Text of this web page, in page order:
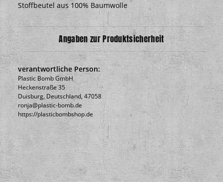
Stoffbeutel aus 100% Baumwolle
Angaben zur Produktsicherheit
verantwortliche Person:
Plastic Bomb GmbH
Heckenstraße 35
Duisburg, Deutschland, 47058
ronja@plastic-bomb.de
https://plasticbombshop.de